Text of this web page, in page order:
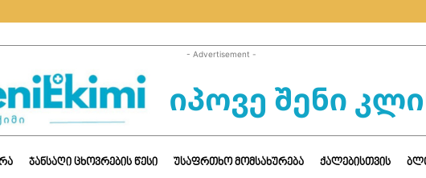
- Advertisement -
ᲯᲐᲜᲡᲐᲦᲘ ᲪᲮᲝᲕᲠᲔᲑᲘᲡ ᲬᲔᲡᲘ ᲣᲡᲐᲤᲠᲗᲮᲝ ᲛᲝᲛᲡᲐᲮᲣᲠᲔᲑᲐ ᲥᲐᲚᲔᲑᲘᲡᲗᲕᲘᲡ